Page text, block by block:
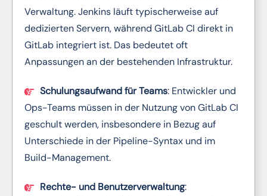
Verwaltung. Jenkins läuft typischerweise auf
dedizierten Servern, während GitLab CI direkt in
GitLab integriert ist. Das bedeutet oft
Anpassungen an der bestehenden Infrastruktur.
Schulungsaufwand für Teams: Entwickler und
Ops-Teams müssen in der Nutzung von GitLab CI
geschult werden, insbesondere in Bezug auf
Unterschiede in der Pipeline-Syntax und im
Build-Management.
Rechte- und Benutzerverwaltung: